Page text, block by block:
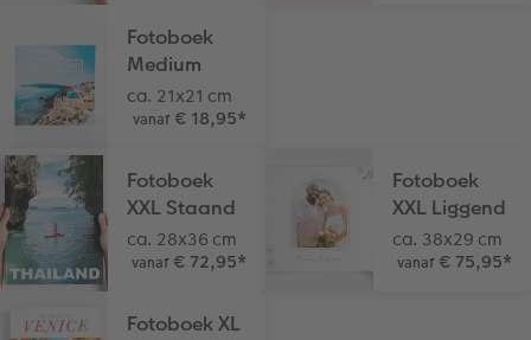
Uitleg over fotoformaten
Fotoboek
Medium
ca. 21x21 cm
vanaf € 18,95*
Fotoboek
XXL Staand
ca. 28x36 cm
vanaf € 72,95*
Fotoboek
XXL Liggend
ca. 38x29 cm
vanaf € 75,95*
Fotoboek XL